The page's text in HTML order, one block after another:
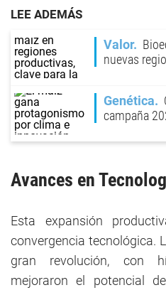
LEE ADEMÁS
Valor
nuevas
Genética
campaña
Avances en
Esta expansión
convergencia tecnológica.
gran revolución, con
mejoraron el potencial